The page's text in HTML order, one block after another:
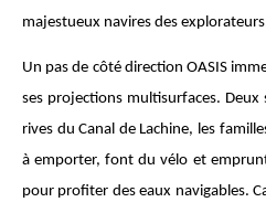
majestueux navires des
Un pas de côté direction OASIS
ses projections multisurfaces. Deux
rives du Canal de Lachine, les
à emporter, font du vélo et
pour profiter des eaux navigables.